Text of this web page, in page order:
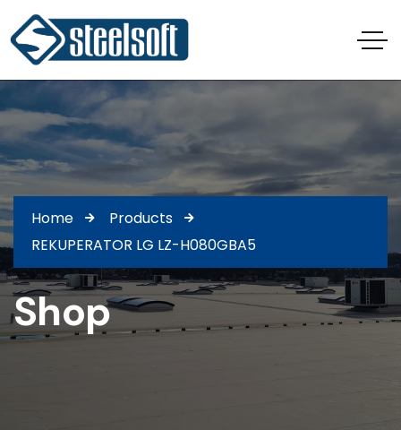
Home
Products
REKUPERATOR LG LZ-H080GBA5
Shop